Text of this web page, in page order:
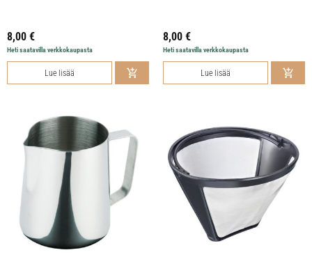
8,00 €
Heti saatavilla verkkokaupasta
Lue lisää
8,00 €
Heti saatavilla verkkokaupasta
Lue lisää